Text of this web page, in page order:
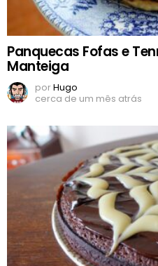
Panquecas Fofas e
Manteiga
porHugo
cerca de um mês atrás